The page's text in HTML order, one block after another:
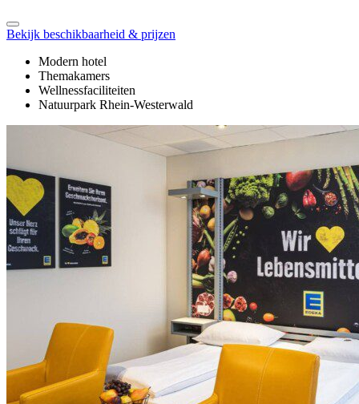
Bekijk beschikbaarheid & prijzen
Modern hotel
Themakamers
Wellnessfaciliteiten
Natuurpark Rhein-Westerwald